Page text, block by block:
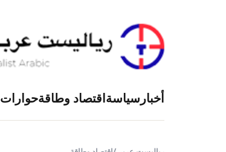
أخبار سياسةاقتصاد وطاقةحوارات